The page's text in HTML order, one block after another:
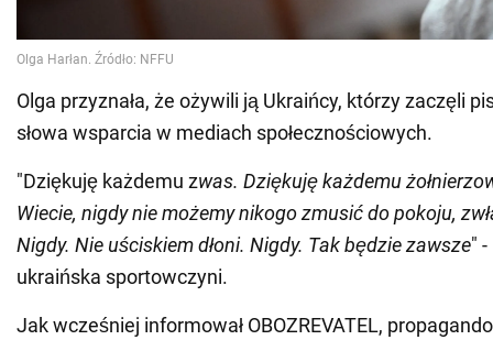
Olga przyznała, że ożywili ją Ukraińcy, którzy zaczęli
słowa wsparcia w mediach społecznościowych.
"Dziękuję każdemu zwas. Dziękuję każdemu
Wiecie, nigdy nie możemy nikogo zmusić do pokoju,
Nigdy. Nie uściskiem dłoni. Nigdy. Tak będzie zawsze"
ukraińska sportowczyni.
Jak wcześniej informował OBOZREVATEL,